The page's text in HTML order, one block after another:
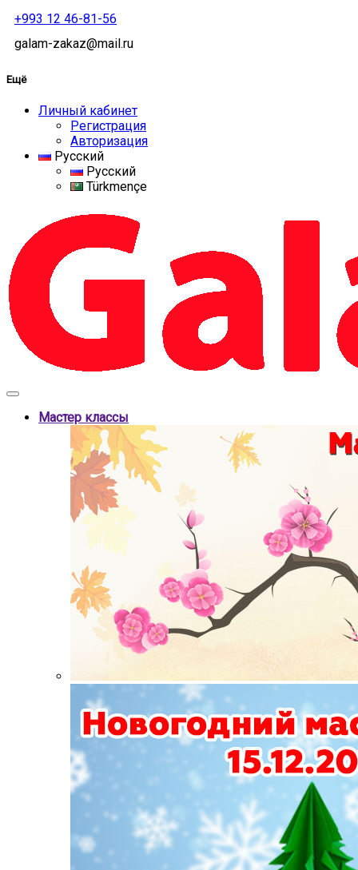
+993 12 46-81-56
galam-zakaz@mail.ru
Ещё
Личный кабинет
Регистрация
Авторизация
Русский
Русский
Türkmençe
Мастер классы